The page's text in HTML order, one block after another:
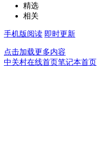
精选
相关
手机版阅读 即时更新
点击加载更多内容
中关村在线首页笔记本首页